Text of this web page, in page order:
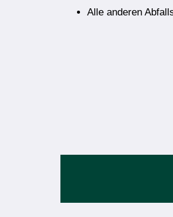
Alle anderen